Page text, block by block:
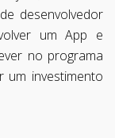
desenvolvedor
um App e
no programa
um investimento